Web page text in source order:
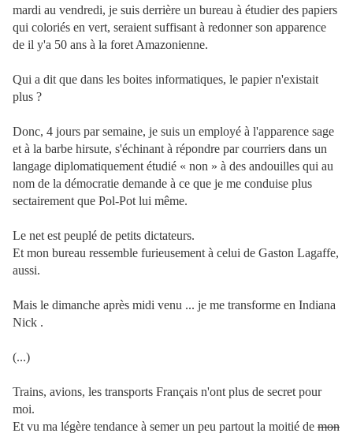
mardi au vendredi, je suis derrière un bureau à étudier des papiers
qui coloriés en vert, seraient suffisant à redonner son apparence
de il y'a 50 ans à la foret Amazonienne.
Qui a dit que dans les boites informatiques, le papier n'existait
plus ?
Donc, 4 jours par semaine, je suis un employé à l'apparence sage
et à la barbe hirsute, s'échinant à répondre par courriers dans un
langage diplomatiquement étudié « non » à des andouilles qui au
nom de la démocratie demande à ce que je me conduise plus
sectairement que Pol-Pot lui même.
Le net est peuplé de petits dictateurs.
Et mon bureau ressemble furieusement à celui de Gaston Lagaffe,
aussi.
Mais le dimanche après midi venu ... je me transforme en Indiana
Nick .
(...)
Trains, avions, les transports Français n'ont plus de secret pour
moi.
Et vu ma légère tendance à semer un peu partout la moitié de mon